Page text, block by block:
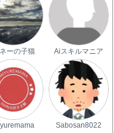
ーの子猫 Aiスキルマニア
Sabosan8022